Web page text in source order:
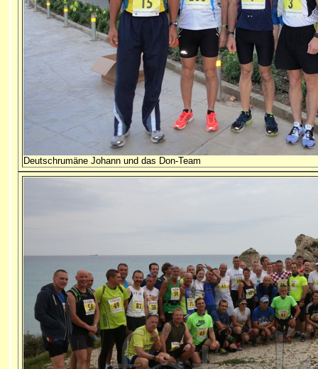
Deutschrumäne Johann und das Don-Team